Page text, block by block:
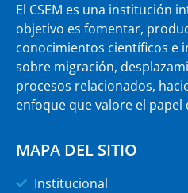
El CSEM es una institución
objetivo es fomentar,
conocimientos científicos e
sobre migración,
procesos relacionados,
enfoque que valore el papel
MAPA DEL SITIO
Institucional